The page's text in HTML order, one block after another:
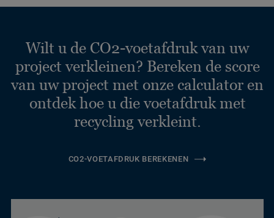
Wilt u de CO2-voetafdruk van uw
project verkleinen? Bereken de score
van uw project met onze calculator en
ontdek hoe u die voetafdruk met
recycling verkleint.
CO2-VOETAFDRUK BEREKENEN